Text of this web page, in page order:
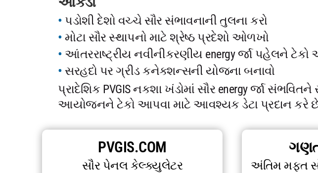
પડોશી દેશો વચ્ચે સૌર સંભાવનાની તુલના કરો
મોટા સૌર સ્થાપનો માટે શ્રેષ્ઠ પ્રદેશો ઓળખો
આંતરરાષ્ટ્રીય નવીનીકરણીય energy ર્જા પહેલને ટેકો
સરહદો પર ગ્રીડ કનેક્શન્સની યોજના બનાવો
પ્રાદેશિક PVGIS નકશા ખંડોમાં સૌર energy ર્જા
આયોજનને ટેકો આપવા માટે આવશ્યક ડેટા પ્રદાન કરે
PVGIS.COM
સૌર પેનલ કેલ્ક્યુલેટર
અંતિમ મફત